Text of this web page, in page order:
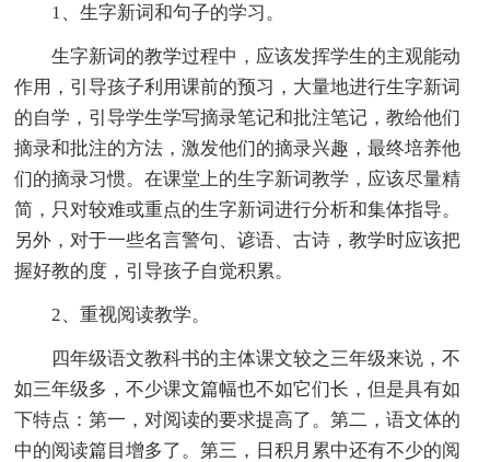
1、生字新词和句子的学习。
生字新词的教学过程中，应该发挥学生的主观能动
作用，引导孩子利用课前的预习，大量地进行生字新词
的自学，引导学生学写摘录笔记和批注笔记，教给他们
摘录和批注的方法，激发他们的摘录兴趣，最终培养他
们的摘录习惯。在课堂上的生字新词教学，应该尽量精
简，只对较难或重点的生字新词进行分析和集体指导。
另外，对于一些名言警句、谚语、古诗，教学时应该把
握好教的度，引导孩子自觉积累。
2、重视阅读教学。
四年级语文教科书的主体课文较之三年级来说，不
如三年级多，不少课文篇幅也不如它们长，但是具有如
下特点：第一，对阅读的要求提高了。第二，语文体的
中的阅读篇目增多了。第三，日积月累中还有不少的阅